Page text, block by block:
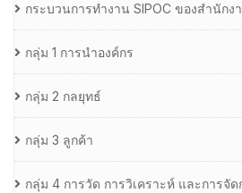
กระบวนการทำงาน SIPOC ของสำนัก
กลุ่ม 1 การนำองค์กร
กลุ่ม 2 กลยุทธ์
กลุ่ม 3 ลูกค้า
กลุ่ม 4 การวัด การวิเคราะห์ และการจั